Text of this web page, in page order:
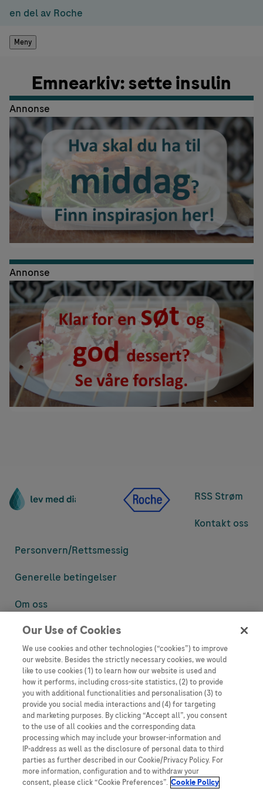
en del av Roche
Meny
Emnearkiv: sette insulin
Annonse
Annonse
RSS Strøm
Kontakt oss
Personvern/Rettsmessig
Generelle betingelser
Om oss
Denne nettsiden inneholder informasjon som er målsatt til en stor
informasjon som ellers ikke er tilgjengelig eller gyldig i ditt land.
Vennligst vær oppmerksom på at vi ikke tar noe ansvar for tilgang til
informasjon som muligens ikke er i samsvar med noen gyldig juridisk
prosess, regulering, registrering eller bruk i bostedslandet ditt.
Roche har ikke alltid mulighet til å kvalitetssikre andres innlegg, men
vil fjerne villedende eller upassende innlegg så langt det lar seg gjøre.
Vi har ikke ansvar for innhold på eksterne nettsider som det lenkes til.
Kopiering av materiale fra dette nettstedet for bruk annet sted er ikke
tillatt uten avtale. Nettstedet selger plass til annonsører, og slikt
innhold er merket.
Dette nettstedet er ikke beregnet for å rapportere bivirkninger eller
Our Use of Cookies
We use cookies and other technologies (“cookies”) to improve
our website. Besides the strictly necessary cookies, we would
like to use cookies (1) to learn how our website is used and
how it performs, including cross-site statistics, (2) to provide
you with additional functionalities and personalisation (3) to
provide you social media interactions and (4) for targeting
and marketing purposes. By clicking “Accept all”, you consent
to the use of all cookies and the corresponding data
processing which may include your browser-information and
IP-address as well as the disclosure of personal data to third
parties as further described in our Cookie/Privacy Policy. For
more information, configuration and to withdraw your
consent, please click “Cookie Preferences”. Cookie Policy